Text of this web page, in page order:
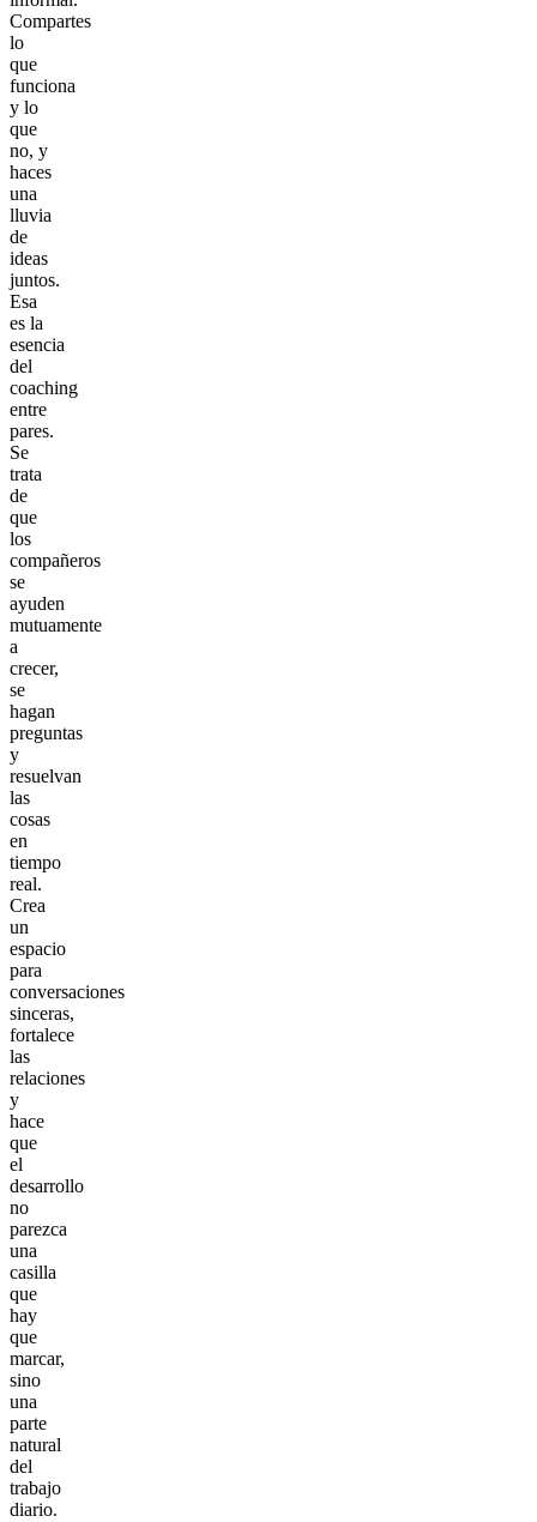
Compartes
lo
que
funciona
y lo
que
no, y
haces
una
lluvia
de
ideas
juntos.
Esa
es la
esencia
del
coaching
entre
pares.
Se
trata
de
que
los
compañeros
se
ayuden
mutuamente
a
crecer,
se
hagan
preguntas
y
resuelvan
las
cosas
en
tiempo
real.
Crea
un
espacio
para
conversaciones
sinceras,
fortalece
las
relaciones
y
hace
que
el
desarrollo
no
parezca
una
casilla
que
hay
que
marcar,
sino
una
parte
natural
del
trabajo
diario.